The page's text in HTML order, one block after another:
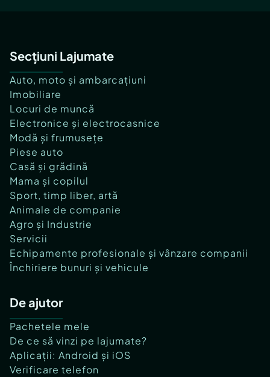
Secțiuni Lajumate
Auto, moto și ambarcațiuni
Imobiliare
Locuri de muncă
Electronice și electrocasnice
Modă și frumusețe
Piese auto
Casă și grădină
Mama și copilul
Sport, timp liber, artă
Animale de companie
Agro și Industrie
Servicii
Echipamente profesionale și vânzare companii
Închiriere bunuri și vehicule
De ajutor
Pachetele mele
De ce să vinzi pe lajumate?
Aplicații: Android și iOS
Verificare telefon